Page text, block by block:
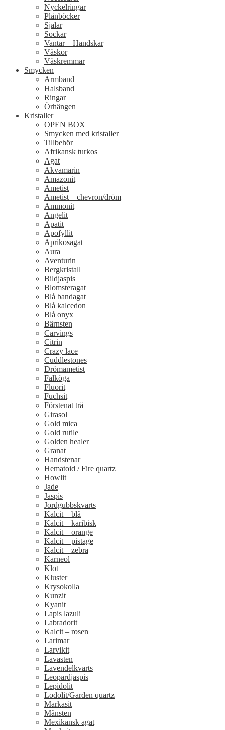
Nyckelringar
Plånböcker
Sjalar
Sockar
Vantar – Handskar
Väskor
Väskremmar
Smycken
Armband
Halsband
Ringar
Örhängen
Kristaller
OPEN BOX
Smycken med kristaller
Tillbehör
Afrikansk turkos
Agat
Akvamarin
Amazonit
Ametist
Ametist – chevron/dröm
Ammonit
Angelit
Apatit
Apofyllit
Aprikosagat
Aura
Aventurin
Bergkristall
Bildjaspis
Blomsteragat
Blå bandagat
Blå kalcedon
Blå onyx
Bärnsten
Carvings
Citrin
Crazy lace
Cuddlestones
Drömametist
Falköga
Fluorit
Fuchsit
Förstenat trä
Girasol
Gold mica
Gold rutile
Golden healer
Granat
Handstenar
Hematoid / Fire quartz
Howlit
Jade
Jaspis
Jordgubbskvarts
Kalcit – blå
Kalcit – karibisk
Kalcit – orange
Kalcit – pistage
Kalcit – zebra
Karneol
Klot
Kluster
Krysokolla
Kunzit
Kyanit
Lapis lazuli
Labradorit
Kalcit – rosen
Larimar
Larvikit
Lavasten
Lavendelkvarts
Leopardjaspis
Lepidolit
Lodolit/Garden quartz
Markasit
Månsten
Mexikansk agat